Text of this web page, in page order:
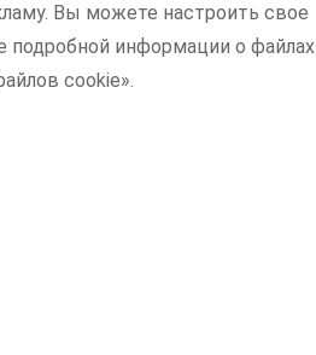
Вы можете настроить свое
подробной информации о файлах
cookie».